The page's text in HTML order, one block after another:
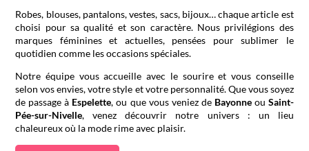
Robes, blouses, pantalons, vestes, sacs, bijoux… chaque article est
choisi pour sa qualité et son caractère. Nous privilégions des
marques féminines et actuelles, pensées pour sublimer le
quotidien comme les occasions spéciales.
Notre équipe vous accueille avec le sourire et vous conseille
selon vos envies, votre style et votre personnalité. Que vous soyez
de passage à Espelette, ou que vous veniez de Bayonneou Saint-
Pée-sur-Nivelle, venez découvrir notre univers : un lieu
chaleureux où la mode rime avec plaisir.